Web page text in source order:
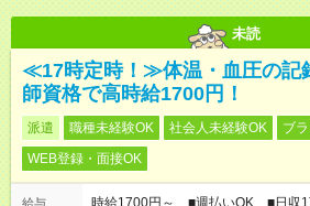
未読
≪17時定時！≫体温・血圧の記
師資格で高時給1700円！
派遣 職種未経験OK 社会人未経験OK
ブ
WEB登録・面接OK
給与
時給1700円～ ■週払いOK ■日収1